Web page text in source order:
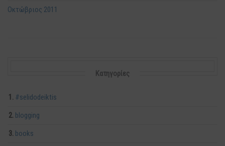
Οκτώβριος 2011
Kατηγορίες
#selidodeiktis
blogging
books